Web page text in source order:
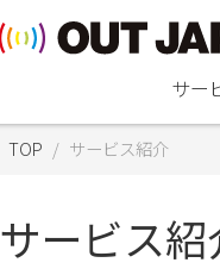
サー
TOP サービス紹介
サービス紹